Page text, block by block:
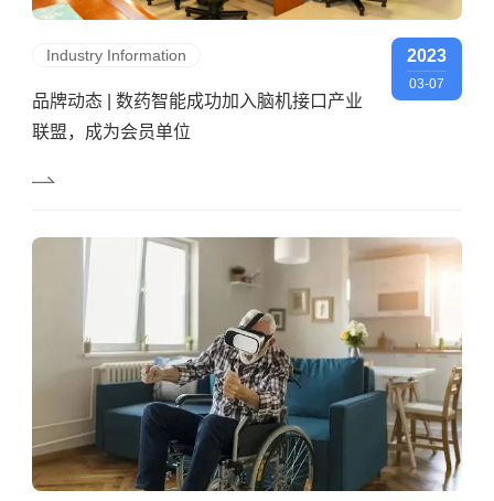
Industry Information
品牌动态 | 数药智能成功加入脑机接口产业
联盟，成为会员单位
2023
03-07